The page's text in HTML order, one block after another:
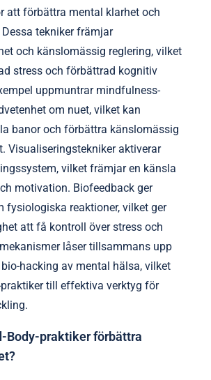
att förbättra mental klarhet och
tekniker främjar
och känslomässig reglering, vilket
stress och förbättrad kognitiv
uppmuntrar mindfulness-
om nuet, vilket kan
banor och förbättra känslomässig
Visualiseringstekniker aktiverar
vilket främjar en känsla
motivation. Biofeedback ger
fysiologiska reaktioner, vilket ger
att få kontroll över stress och
låser tillsammans upp
hacking av mental hälsa, vilket
till effektiva verktyg för
Body-praktiker förbättra